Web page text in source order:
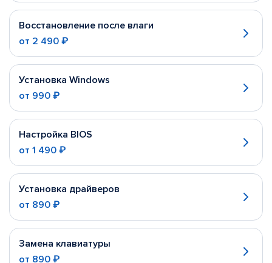
Восстановление после влаги
от 2 490 ₽
Установка Windows
от 990 ₽
Настройка BIOS
от 1 490 ₽
Установка драйверов
от 890 ₽
Замена клавиатуры
от 890 ₽